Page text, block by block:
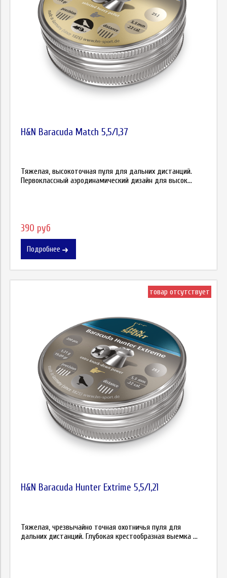
H&N Baracuda Match 5,5/1,37
Тяжелая, высокоточная пуля для дальних дистанций.
Первоклассный аэродинамический дизайн для высок...
390 руб
Подробнее
товар отсутствует
H&N Baracuda Hunter Extrime 5,5/1,21
Тяжелая, чрезвычайно точная охотничья пуля для
дальних дистанций. Глубокая крестообразная выемка ...